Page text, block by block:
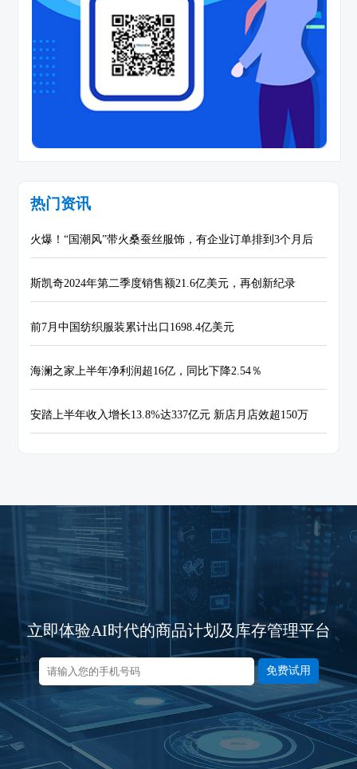
热门资讯
火爆！“国潮风”带火桑蚕丝服饰，有企业订单排到3个月后
斯凯奇2024年第二季度销售额21.6亿美元，再创新纪录
前7月中国纺织服装累计出口1698.4亿美元
海澜之家上半年净利润超16亿，同比下降2.54％
安踏上半年收入增长13.8%达337亿元 新店月店效超150万
立即体验AI时代的商品计划及库存管理平台
免费试用